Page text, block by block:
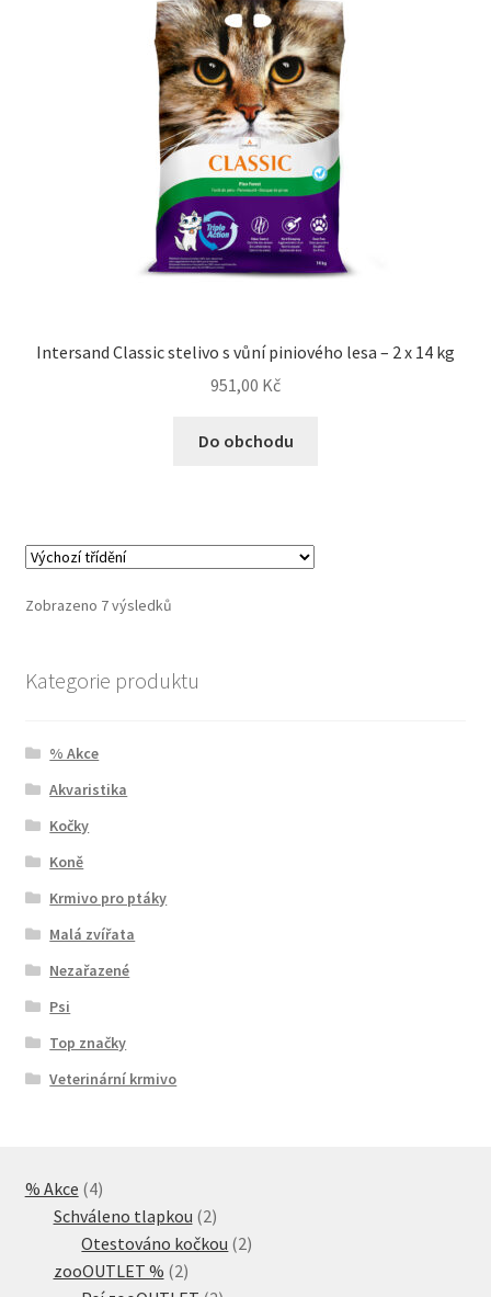
Intersand Classic stelivo s vůní piniového lesa – 2 x 14 kg
951,00 Kč
Do obchodu
Zobrazeno 7 výsledků
Kategorie produktu
% Akce
Akvaristika
Kočky
Koně
Krmivo pro ptáky
Malá zvířata
Nezařazené
Psi
Top značky
Veterinární krmivo
% Akce 44
produkty
Schváleno tlapkou 22
produkty
Otestováno kočkou 22
zooOUTLET % 22